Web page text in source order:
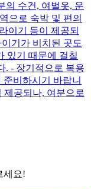
의 수건, 여벌옷, 운
으로 숙박 및 편의
이기 등이 제공되
기가 비치된 곳도
있기 때문에 걸칠
. - 장기적으로 복용
비하시기 바랍니
제공되나, 여분으로
세요!